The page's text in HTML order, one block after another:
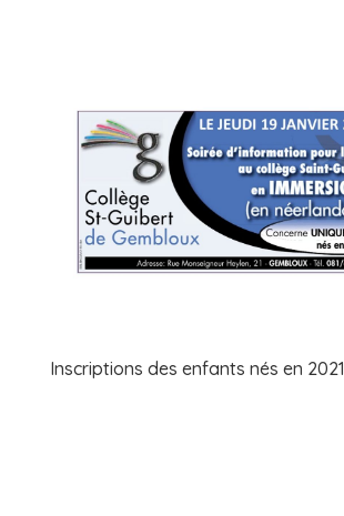
Inscriptions des enfants nés en 2021